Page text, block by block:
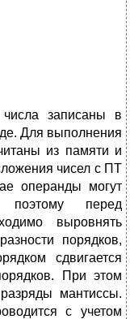
записаны в
Для выполнения
из памяти и
чисел с ПТ
операнды могут
поэтому перед
выровнять
порядков,
сдвигается
При этом
мантиссы.
с учетом